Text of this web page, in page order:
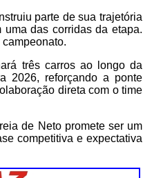
parte de sua trajetória
das corridas da etapa.
três carros ao longo da
2026, reforçando a ponte
direta com o time
de Neto promete ser um
competitiva e expectativa